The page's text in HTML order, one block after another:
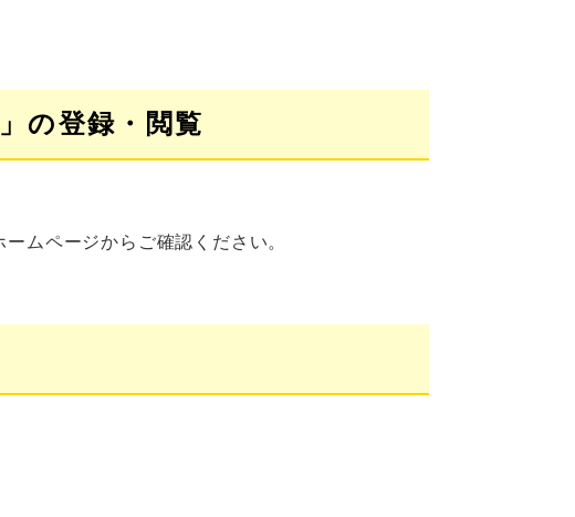
の登録・閲覧
ムページからご確認ください。